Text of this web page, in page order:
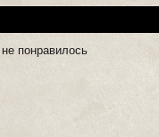
не понравилось